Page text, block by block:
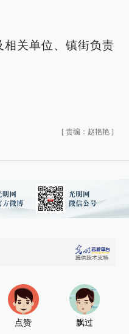
相关单位、镇街负责
[ 责编：赵艳艳 ]
点赞 飘过